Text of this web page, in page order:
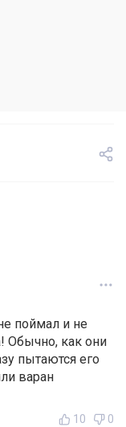
поймал и не
Обычно, как они
пытаются его
варан
10 0